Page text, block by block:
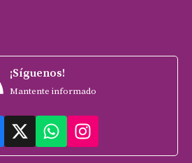
¡Síguenos!
Mantente informado